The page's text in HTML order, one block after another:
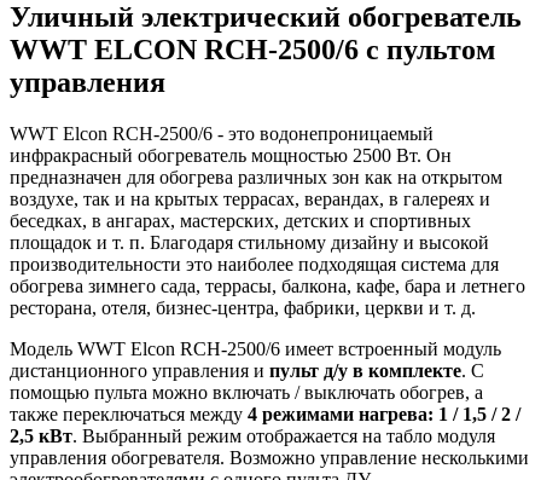
Уличный электрический обогреватель
WWT ELCON RCH-2500/6 с пультом
управления
WWT Elcon RCH-2500/6 - это водонепроницаемый
инфракрасный обогреватель мощностью 2500 Вт. Он
предназначен для обогрева различных зон как на открытом
воздухе, так и на крытых террасах, верандах, в галереях и
беседках, в ангарах, мастерских, детских и спортивных
площадок и т. п. Благодаря стильному дизайну и высокой
производительности это наиболее подходящая система для
обогрева зимнего сада, террасы, балкона, кафе, бара и летнего
ресторана, отеля, бизнес-центра, фабрики, церкви и т. д.
Модель WWT Elcon RCH-2500/6 имеет встроенный модуль
дистанционного управления и пульт д/у в комплекте. С
помощью пульта можно включать / выключать обогрев, а
также переключаться между 4 режимами нагрева: 1 / 1,5 / 2 /
2,5 кВт. Выбранный режим отображается на табло модуля
управления обогревателя. Возможно управление несколькими